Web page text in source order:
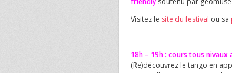
Visitez le site du festival ou sa
18h – 19h : cours tous nivaux
(Re)découvrez le tango en